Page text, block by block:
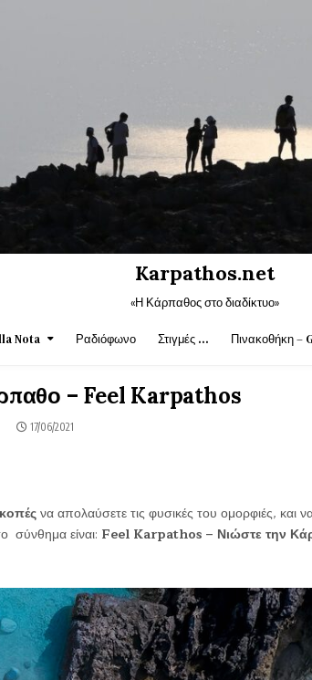
Karpathos.net
«Η Κάρπαθος στο διαδίκτυο»
Nota Ραδιόφωνο Στιγμές … Πινακοθήκη –
– Feel Karpathos
17/06/2021
να απολαύσετε τις φυσικές του ομορφιές, και
σύνθημα είναι: Feel Karpathos – Νιώστε την